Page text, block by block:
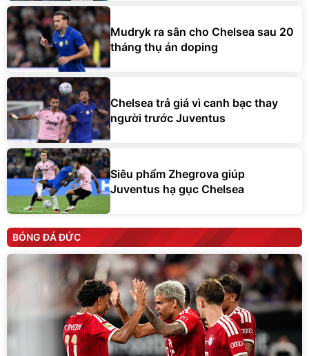
Mudryk ra sân cho Chelsea sau 20
tháng thụ án doping
Chelsea trả giá vì canh bạc thay
người trước Juventus
Siêu phẩm Zhegrova giúp
Juventus hạ gục Chelsea
BÓNG ĐÁ ĐỨC